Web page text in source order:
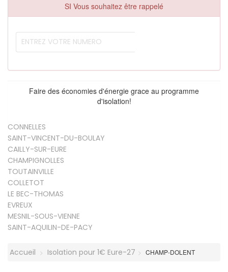
SI Vous souhaitez être rappelé
Faire des économies d'énergie grace au programme
d'isolation!
CONNELLES
SAINT-VINCENT-DU-BOULAY
CAILLY-SUR-EURE
CHAMPIGNOLLES
TOUTAINVILLE
COLLETOT
LE BEC-THOMAS
EVREUX
MESNIL-SOUS-VIENNE
SAINT-AQUILIN-DE-PACY
Accueil Isolation pour 1€ Eure-27 CHAMP-DOLENT